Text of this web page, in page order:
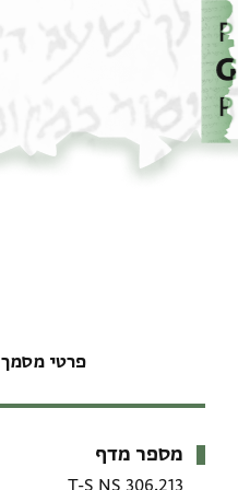
פרטי מסמך
מטא-דאטא
מספר מדף